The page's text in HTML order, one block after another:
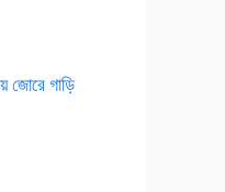
জোরে গাড়ি